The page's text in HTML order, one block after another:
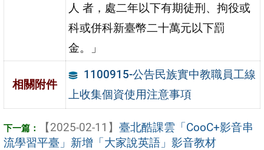
人 者，處二年以下有期徒刑、拘役或
科或併科新臺幣二十萬元以下罰
金。」
相關附件
1100915-公告民族實中教職員工線
上收集個資使用注意事項
【2025-02-11】 臺北酷課雲「CooC+影音串
流學習平臺」新增「大家說英語」影音教材